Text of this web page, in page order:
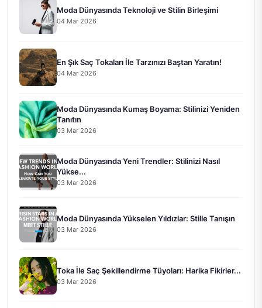
Moda Dünyasında Teknoloji ve Stilin Birleşimi
04 Mar 2026
En Şık Saç Tokaları İle Tarzınızı Baştan Yaratın!
04 Mar 2026
Moda Dünyasında Kumaş Boyama: Stilinizi Yeniden
Tanıtın
03 Mar 2026
Moda Dünyasında Yeni Trendler: Stilinizi Nasıl
Yükse...
03 Mar 2026
Moda Dünyasında Yükselen Yıldızlar: Stille Tanışın
03 Mar 2026
Toka İle Saç Şekillendirme Tüyoları: Harika Fikirler...
03 Mar 2026